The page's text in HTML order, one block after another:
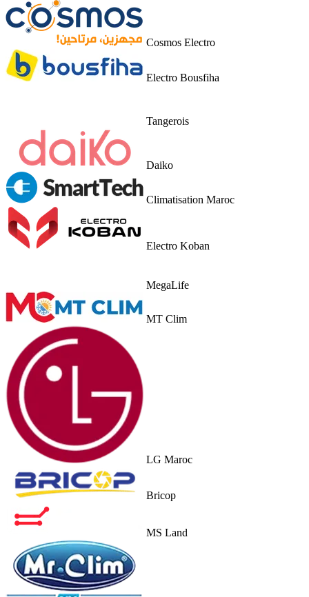
Cosmos Electro
Electro Bousfiha
Tangerois
Daiko
Climatisation Maroc
Electro Koban
MegaLife
MT Clim
LG Maroc
Bricop
MS Land